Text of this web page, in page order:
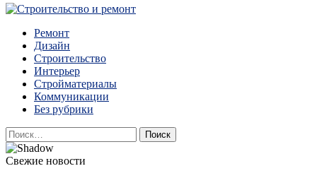
Строительство и ремонт
Квартиры и дома, в которых живут разные люди, очень
отличаются между собой.
Ремонт
Дизайн
Строительство
Интерьер
Стройматериалы
Коммуникации
Без рубрики
Найти:
Свежие новости